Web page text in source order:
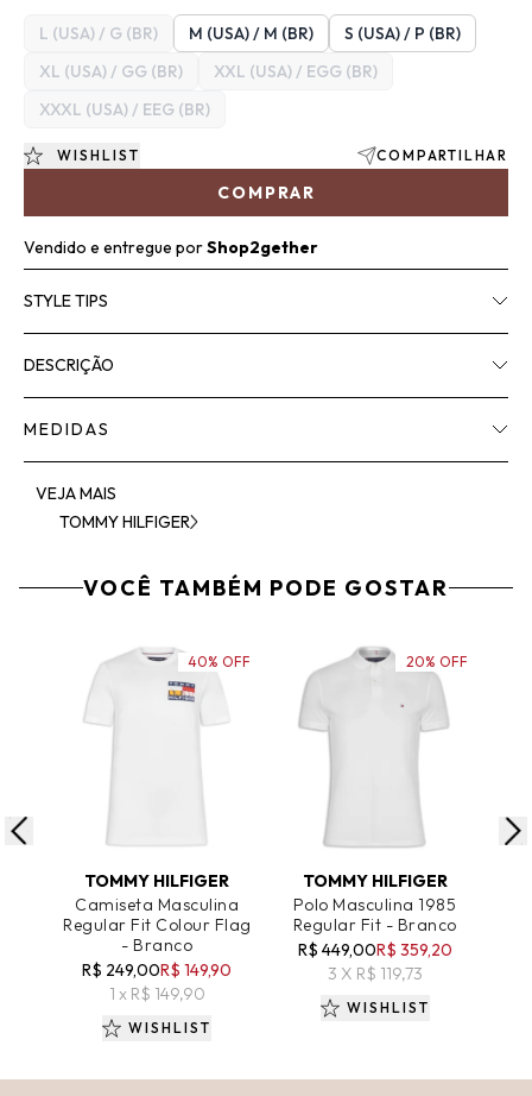
L (USA) / G (BR) M (USA) / M (BR)
S (USA) / P (BR)
XL (USA) / GG (BR)
XXL (USA) / EGG (BR)
XXXL (USA) / EEG (BR)
COMPRAR
WISHLIST COMPARTILHAR
Vendido e entregue porShop2gether
STYLE TIPS
DESCRIÇÃO
MEDIDAS
VEJA MAIS
TOMMY HILFIGER
VOCÊ TAMBÉM PODE GOSTAR
ADICIONAR AO CARRINHO
TOMMY HILFIGER
Camiseta Masculina
Regular Fit Colour Flag
- Branco
R$ 249,00R$ 149,90
1 x R$ 149,90
40% OFF
WISHLIST
ADICIONAR AO CARRINHO
TOMMY HILFIGER
Polo Masculina 1985
Regular Fit - Branco
R$ 449,00R$ 359,20
3 X R$ 119,73
20% OFF
WISHLIST